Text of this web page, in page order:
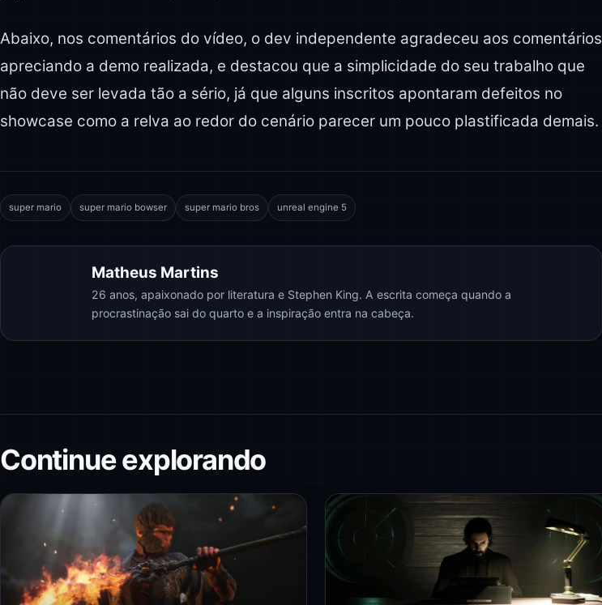
Abaixo, nos comentários do vídeo, o dev independente agradeceu aos comentários
apreciando a demo realizada, e destacou que a simplicidade do seu trabalho que
não deve ser levada tão a sério, já que alguns inscritos apontaram defeitos no
showcase como a relva ao redor do cenário parecer um pouco plastificada demais.
super mario super mario bowser super mario bros unreal engine 5
Matheus Martins
26 anos, apaixonado por literatura e Stephen King. A escrita começa quando a
procrastinação sai do quarto e a inspiração entra na cabeça.
Continue explorando